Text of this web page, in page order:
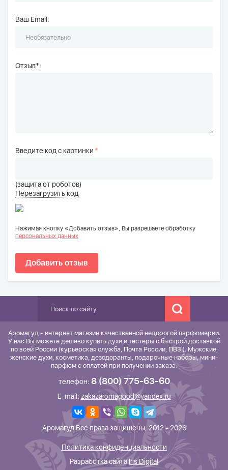
Ваш Email:
Отзыв*:
Введите код с картинки*
(защита от роботов)
Перезагрузить код
Нажимая кнопку «Добавить отзыв», Вы разрешаете обработку
персональных данных
Добавить отзыв
Аромагуд - интернет магазин качественной недорогой парфюмерии.
У нас Вы можете дешево купить духи и тестеры с быстрой доставкой
по всей России (курьерская служба, Почта России, ПВЗ.). Мужские,
женские духи, косметика, дезодоранты, подарочные наборы, мини-
парфюм с оплатой при получении заказа.
телефон: 8 (800) 775-63-60
E-mail: zakazaromagood@yandex.ru
Аромагуд Все права защищены, 2012 - 2026
Политика конфиденциальности
Разработка сайтаIris Digital